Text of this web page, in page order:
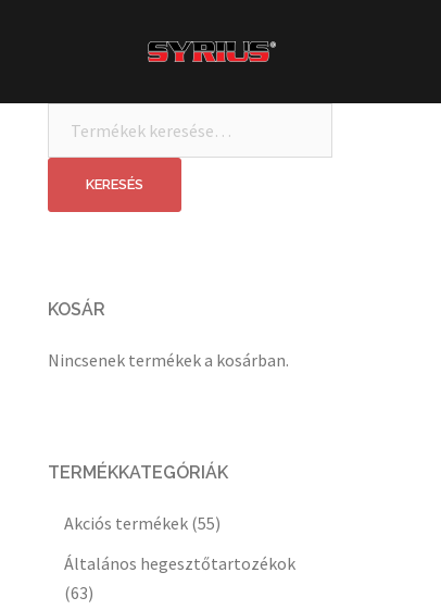
következőre:
KERESÉS
KOSÁR
Nincsenek termékek a kosárban.
TERMÉKKATEGÓRIÁK
Akciós termékek (55)
Általános hegesztőtartozékok
(63)